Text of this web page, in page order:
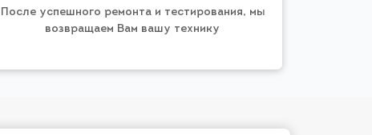
После успешного ремонта и тестирования, мы
возвращаем Вам вашу технику